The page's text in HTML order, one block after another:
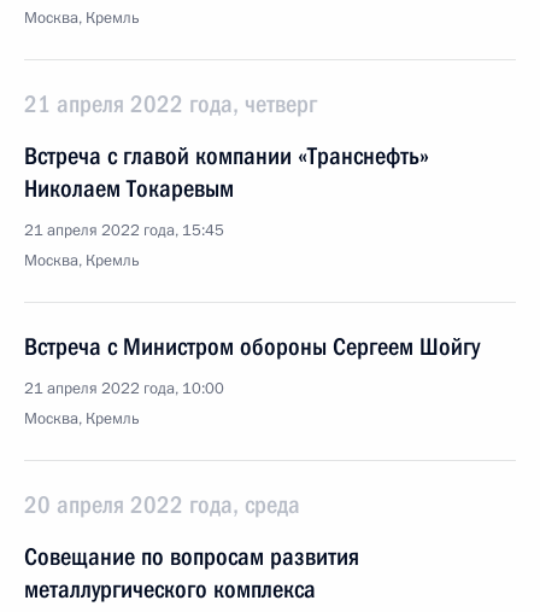
Москва, Кремль
21 апреля 2022 года, четверг
Встреча с главой компании «Транснефть»
Николаем Токаревым
21 апреля 2022 года, 15:45
Москва, Кремль
Встреча с Министром обороны Сергеем Шойгу
21 апреля 2022 года, 10:00
Москва, Кремль
20 апреля 2022 года, среда
Совещание по вопросам развития
металлургического комплекса